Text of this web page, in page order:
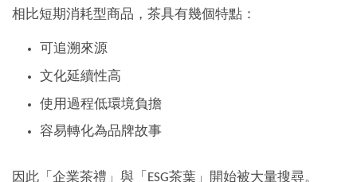
相比短期消耗型商品，茶具有幾個特點：
可追溯來源
文化延續性高
使用過程低環境負擔
容易轉化為品牌故事
因此「企業茶禮」與「ESG茶葉」開始被大量搜尋。